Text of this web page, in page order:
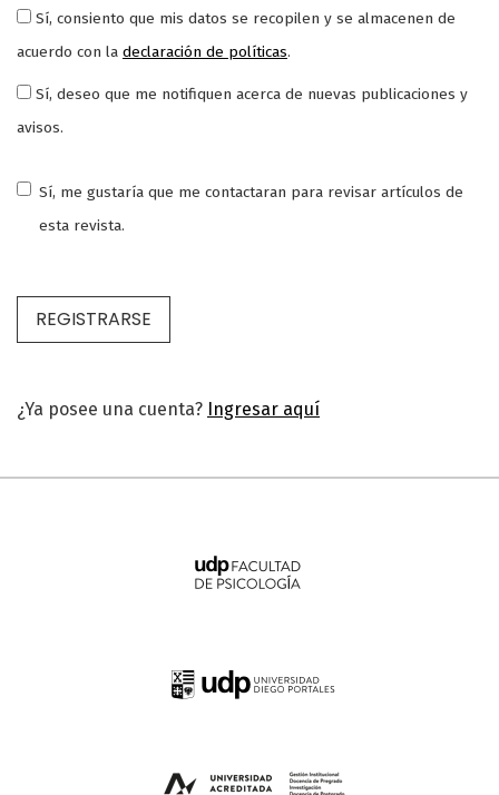
acuerdo con la declaración de políticas.
avisos.
Sí, me gustaría que me contactaran para revisar artículos de
esta revista.
REGISTRARSE
¿Ya posee una cuenta? Ingresar aquí